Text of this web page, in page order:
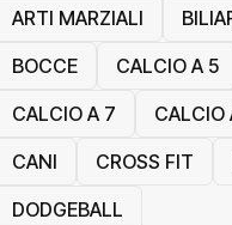
ARTI MARZIALI
BOCCE
CALCIO A 5
CALCIO A 7
CALCIO
CANI
CROSS FIT
DODGEBALL